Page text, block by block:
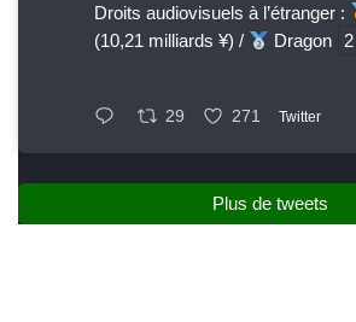
Droits audiovisuels à l’étranger :
(10,21 milliards ¥) /
Dragon 2
29 271 Twitter
Plus de tweets